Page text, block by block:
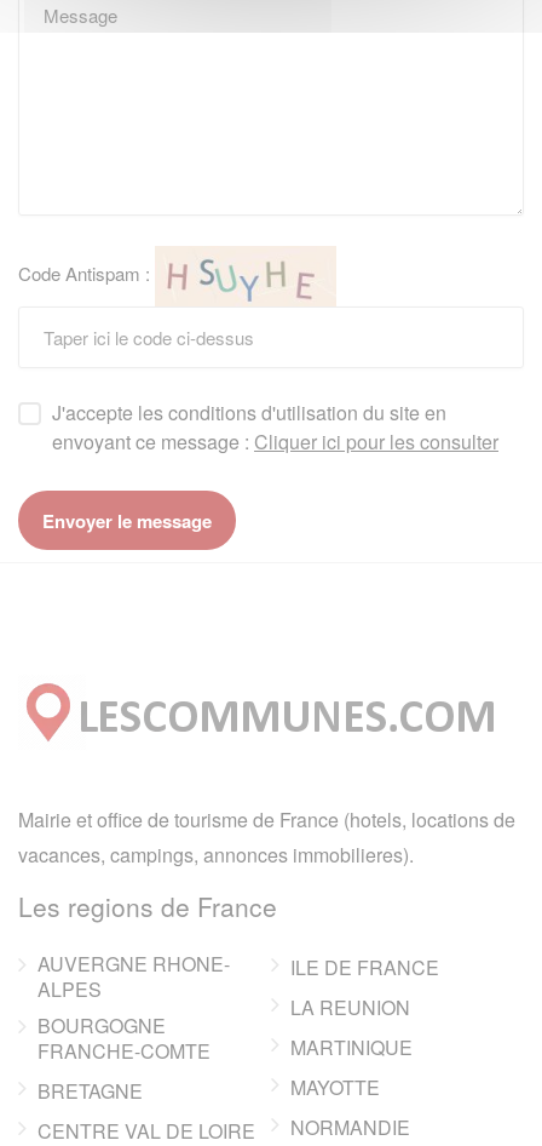
Code Antispam :
J'accepte les conditions d'utilisation du site en
envoyant ce message : Cliquer ici pour les consulter
Mairie et office de tourisme de France (hotels, locations de
vacances, campings, annonces immobilieres).
Les regions de France
AUVERGNE RHONE-
ALPES
BOURGOGNE
FRANCHE-COMTE
BRETAGNE
CENTRE VAL DE LOIRE
ILE DE FRANCE
LA REUNION
MARTINIQUE
MAYOTTE
NORMANDIE